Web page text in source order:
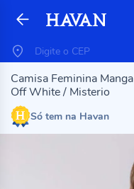
Camisa Feminina
Off White / Misterio
Só tem na Havan